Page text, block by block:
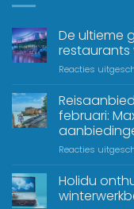
De ultieme
restaurants
Reacties
februari:
Reacties
Holidu